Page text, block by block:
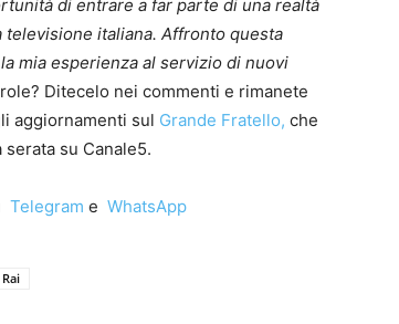
di entrare a far parte di una realtà
italiana. Affronto questa
mia esperienza al servizio di nuovi
Ditecelo nei commenti e rimanete
aggiornamenti sul Grande Fratello, che
su Canale5.
Telegram e WhatsApp
Rai